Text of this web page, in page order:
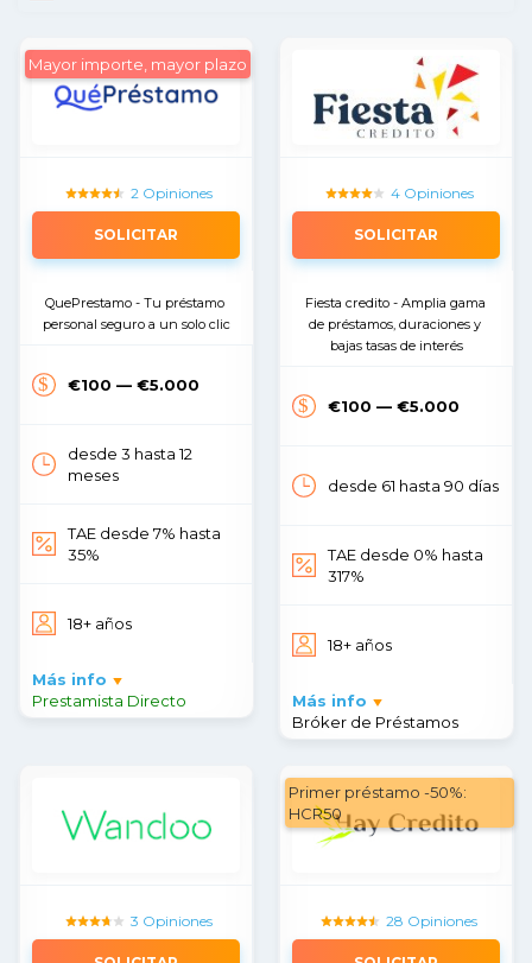
Mayor importe, mayor plazo
2 Opiniones
SOLICITAR
QuePrestamo - Tu préstamo
personal seguro a un solo clic
€100 — €5.000
desde 3 hasta 12
meses
TAE desde 7% hasta
35%
18+ años
Más info
Prestamista Directo
4 Opiniones
SOLICITAR
Fiesta credito - Amplia gama
de préstamos, duraciones y
bajas tasas de interés
€100 — €5.000
desde 61 hasta 90 días
TAE desde 0% hasta
317%
18+ años
Más info
Bróker de Préstamos
3 Opiniones
Primer préstamo -50%:
HCR50
28 Opiniones